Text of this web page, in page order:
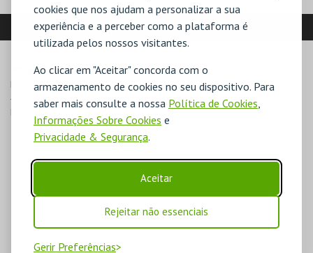
cookies que nos ajudam a personalizar a sua
experiência e a perceber como a plataforma é
utilizada pelos nossos visitantes.
Ao clicar em "Aceitar" concorda com o
armazenamento de cookies no seu dispositivo. Para
saber mais consulte a nossa Política de Cookies
Informações Sobre Cookies e
Privacidade & Segurança.
Aceitar
Rejeitar não essenciais
Gerir Preferências
LOCALIZAÇÃO
MORADA
Rua das Estrelas
4150-762 Porto
Direcções para Planetário do Porto